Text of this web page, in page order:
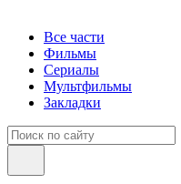
Все части
Фильмы
Сериалы
Мультфильмы
Закладки